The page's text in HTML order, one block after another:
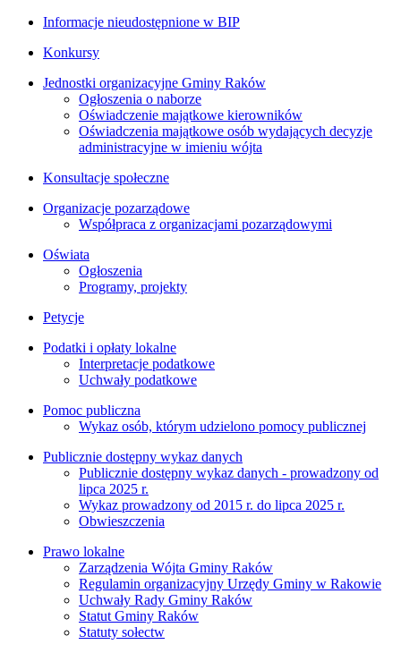
Informacje nieudostępnione w BIP
Konkursy
Jednostki organizacyjne Gminy Raków
Ogłoszenia o naborze
Oświadczenie majątkowe kierowników
Oświadczenia majątkowe osób wydających decyzje
administracyjne w imieniu wójta
Konsultacje społeczne
Organizacje pozarządowe
Współpraca z organizacjami pozarządowymi
Oświata
Ogłoszenia
Programy, projekty
Petycje
Podatki i opłaty lokalne
Interpretacje podatkowe
Uchwały podatkowe
Pomoc publiczna
Wykaz osób, którym udzielono pomocy publicznej
Publicznie dostępny wykaz danych
Publicznie dostępny wykaz danych - prowadzony od
lipca 2025 r.
Wykaz prowadzony od 2015 r. do lipca 2025 r.
Obwieszczenia
Prawo lokalne
Zarządzenia Wójta Gminy Raków
Regulamin organizacyjny Urzędy Gminy w Rakowie
Uchwały Rady Gminy Raków
Statut Gminy Raków
Statuty sołectw